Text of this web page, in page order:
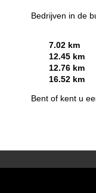
Bedrijven in de
7.02 km
12.45 km
12.76 km
16.52 km
Bent of kent u